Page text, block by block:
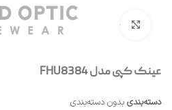
بزرگنمایی تصویر
عینک کپی مدل FHU8384
دسته‌بندی بدون دسته‌بندی